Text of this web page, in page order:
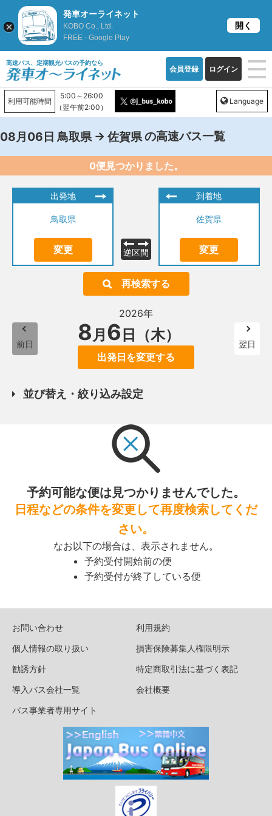
高速バス、定期観光バスの予約なら
会員登録 ログイン
利用可能時間
5:00～26:00
（翌午前2:00）
Language
08月06日 鳥取県 → 佐賀県の高速バス一覧
0便見つかりました。
出発地
鳥取県
変更 逆区間
到着地
佐賀県
変更
再検索する
前日
2026年
8月 6 日（木）
出発日を変更する
翌日
並び替え・絞り込み設定
予約可能な便は見つかりませんでした。
日程などの条件を変更して再度検索してくだ
さい。
なお以下の場合は、表示されません。
予約受付開始前の便
予約受付が終了している便
お問い合わせ
利用規約
個人情報の取り扱い
損害保険募集人権限明示
勧誘方針
特定商取引法に基づく表記
導入バス会社一覧
会社概要
バス事業者専用サイト
発車オーライネット
KOBO Co., Ltd.
FREE - Google Play
開く